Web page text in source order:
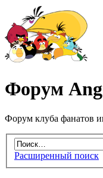
Форум
Форум клуба фанатов
Расширенный поиск